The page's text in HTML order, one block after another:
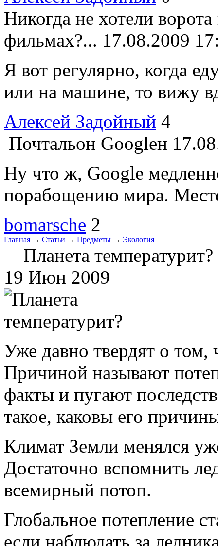
Никогда не хотели
фильмах?... 17.08.2009
Я вот регулярно, когда
или на машине, то вижу
Алексей Задойный 4
Почтальон Googleн
Ну что ж, Google
порабощению мира.
bomarsche 2
Главная → Статьи → Предметы → Экология
Планета температурит?
19 Июн 2009
Уже давно твердят о том,
Причиной называют
факты и пугают
такое, каковы его
Климат Земли менялся
Достаточно вспомнить
всемирный потоп.
Глобальное потепление
если наблюдать за